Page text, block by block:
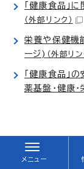
「健康食品」
（外部リンク）
栄養や保健機
ージ) （外部リン
「健康食品
薬基盤・健康
このページ
メニュー